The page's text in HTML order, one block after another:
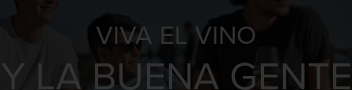
VIVA EL VINO
Y LA BUENA GENTE